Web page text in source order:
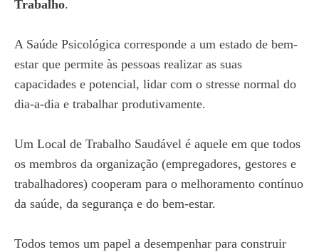
Trabalho.
A Saúde Psicológica corresponde a um estado de bem-
estar que permite às pessoas realizar as suas
capacidades e potencial, lidar com o stresse normal do
dia-a-dia e trabalhar produtivamente.
Um Local de Trabalho Saudável é aquele em que todos
os membros da organização (empregadores, gestores e
trabalhadores) cooperam para o melhoramento contínuo
da saúde, da segurança e do bem-estar.
Todos temos um papel a desempenhar para construir